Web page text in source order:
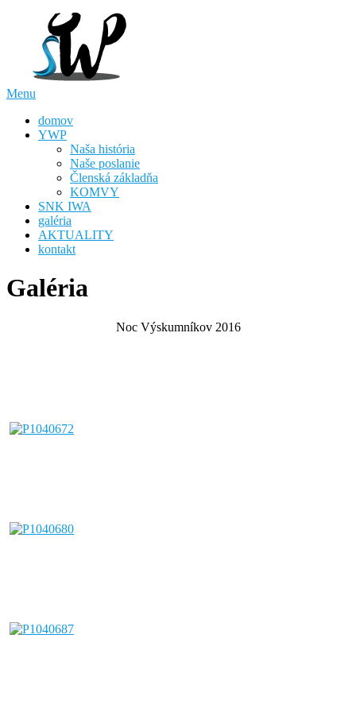
Menu
domov
YWP
Naša história
Naše poslanie
Členská základňa
KOMVY
SNK IWA
galéria
AKTUALITY
kontakt
Galéria
Noc Výskumníkov 2016